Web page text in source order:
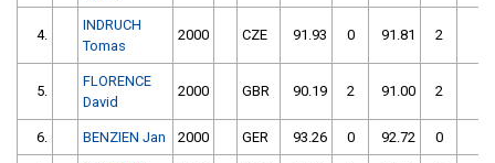
4.
INDRUCH
Tomas
2000 CZE 91.93 0 91.81 2
5.
FLORENCE
David
2000 GBR 90.19 2 91.00 2
6. BENZIEN Jan 2000 GER 93.26 0 92.72 0